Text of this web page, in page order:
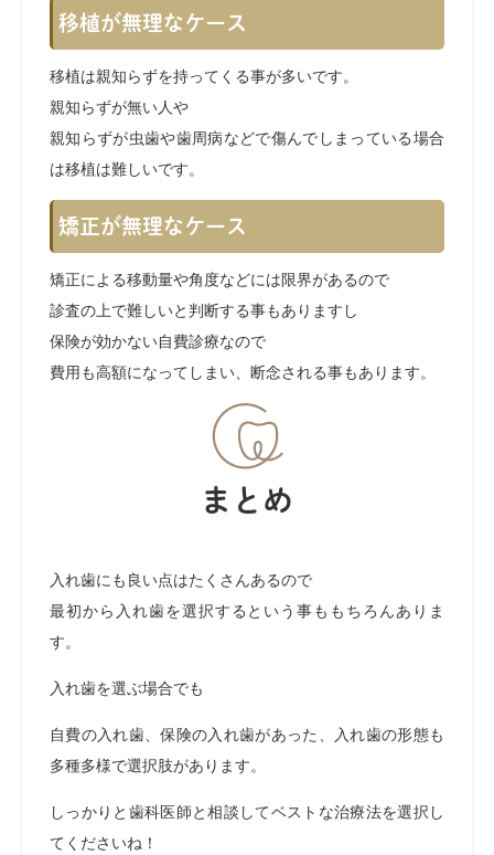
移植が無理なケース
移植は親知らずを持ってくる事が多いです。
親知らずが無い人や
親知らずが虫歯や歯周病などで傷んでしまっている場合
は移植は難しいです。
矯正が無理なケース
矯正による移動量や角度などには限界があるので
診査の上で難しいと判断する事もありますし
保険が効かない自費診療なので
費用も高額になってしまい、断念される事もあります。
まとめ
入れ歯にも良い点はたくさんあるので
最初から入れ歯を選択するという事ももちろんありま
す。
入れ歯を選ぶ場合でも
自費の入れ歯、保険の入れ歯があった、入れ歯の形態も
多種多様で選択肢があります。
しっかりと歯科医師と相談してベストな治療法を選択し
てくださいね！